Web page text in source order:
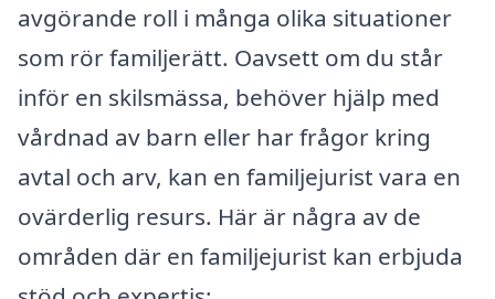
avgörande roll i många olika situationer
som rör familjerätt. Oavsett om du står
inför en skilsmässa, behöver hjälp med
vårdnad av barn eller har frågor kring
avtal och arv, kan en familjejurist vara en
ovärderlig resurs. Här är några av de
områden där en familjejurist kan erbjuda